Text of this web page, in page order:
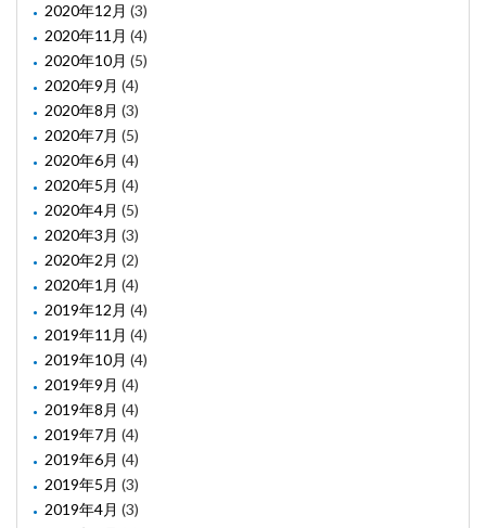
2020年12月 (3)
2020年11月 (4)
2020年10月 (5)
2020年9月 (4)
2020年8月 (3)
2020年7月 (5)
2020年6月 (4)
2020年5月 (4)
2020年4月 (5)
2020年3月 (3)
2020年2月 (2)
2020年1月 (4)
2019年12月 (4)
2019年11月 (4)
2019年10月 (4)
2019年9月 (4)
2019年8月 (4)
2019年7月 (4)
2019年6月 (4)
2019年5月 (3)
2019年4月 (3)